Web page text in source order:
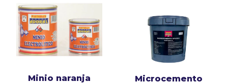
Minio naranja
Microcemento